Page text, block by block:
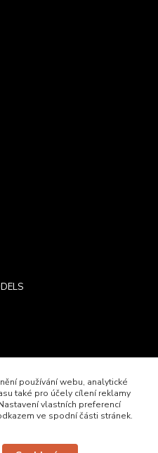
používání webu, analytické
také pro účely cílení reklamy
vlastních preferencí
ve spodní části stránek.